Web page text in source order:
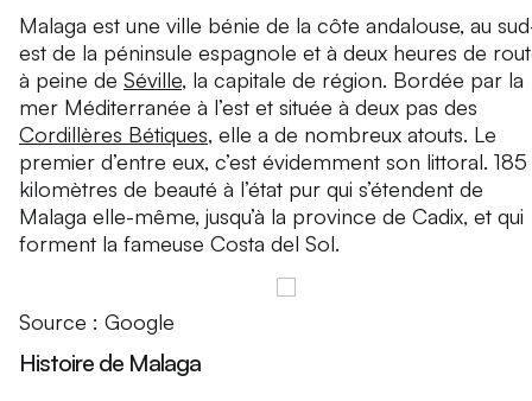
Malaga est une ville bénie de la côte andalouse, au
est de la péninsule espagnole et à deux heures de
à peine de Séville, la capitale de région. Bordée par la
mer Méditerranée à l’est et située à deux pas des
Cordillères Bétiques, elle a de nombreux atouts. Le
premier d’entre eux, c’est évidemment son littoral. 185
kilomètres de beauté à l’état pur qui s’étendent de
Malaga elle-même, jusqu’à la province de Cadix, et qui
forment la fameuse Costa del Sol.
Source : Google
Histoire de Malaga